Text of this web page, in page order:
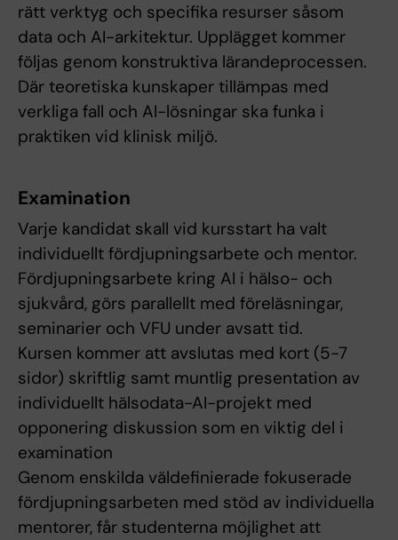
rätt verktyg och specifika resurser såsom
data och AI-arkitektur. Upplägget kommer
följas genom konstruktiva lärandeprocessen.
Där teoretiska kunskaper tillämpas med
verkliga fall och AI-lösningar ska funka i
praktiken vid klinisk miljö.
Examination
Varje kandidat skall vid kursstart ha valt
individuellt fördjupningsarbete och mentor.
Fördjupningsarbete kring AI i hälso- och
sjukvård, görs parallellt med föreläsningar,
seminarier och VFU under avsatt tid.
Kursen kommer att avslutas med kort (5-7
sidor) skriftlig samt muntlig presentation av
individuellt hälsodata-AI-projekt med
opponering diskussion som en viktig del i
examination
Genom enskilda väldefinierade fokuserade
fördjupningsarbeten med stöd av individuella
mentorer, får studenterna möjlighet att